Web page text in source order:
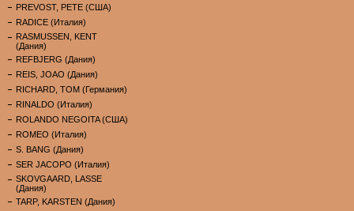
PREVOST, PETE (США)
RADICE (Италия)
RASMUSSEN, KENT
(Дания)
REFBJERG (Дания)
REIS, JOAO (Дания)
RICHARD, TOM (Германия)
RINALDO (Италия)
ROLANDO NEGOITA (США)
ROMEO (Италия)
S. BANG (Дания)
SER JACOPO (Италия)
SKOVGAARD, LASSE
(Дания)
TARP, KARSTEN (Дания)